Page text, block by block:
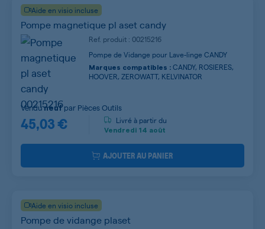
Aide en visio incluse
Pompe magnetique pl aset candy
Ref. produit : 00215216
Pompe de Vidange pour Lave-linge CANDY
Marques compatibles : CANDY, ROSIERES,
HOOVER, ZEROWATT, KELVINATOR
45,03 €
Venduneufpar Pièces Outils
Livré à partir du
Vendredi 14 août
AJOUTER AU PANIER
Aide en visio incluse
Pompe de vidange plaset